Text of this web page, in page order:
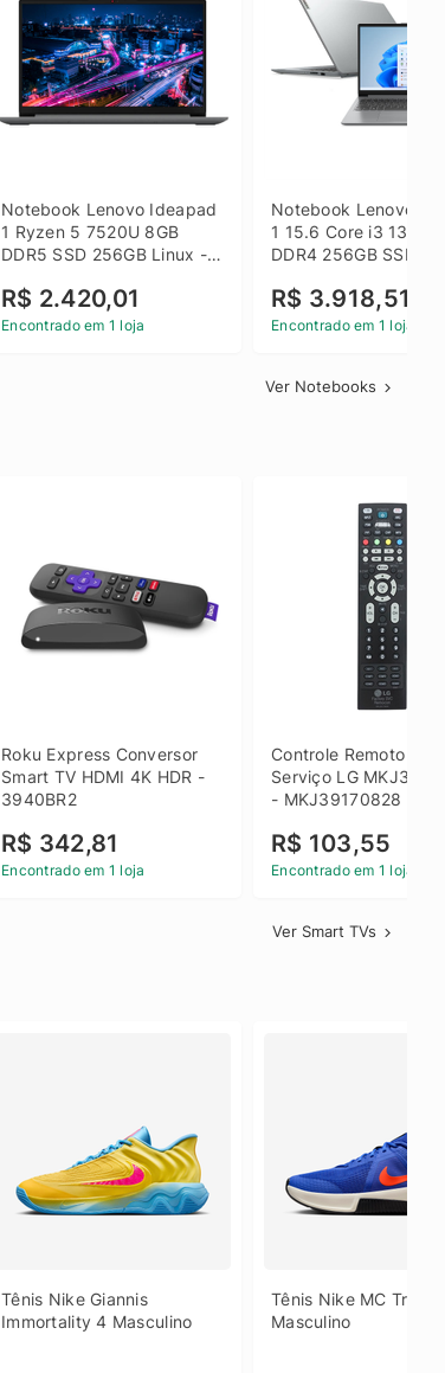
Notebook Lenovo Ideapad
1 Ryzen 5 7520U 8GB
DDR5 SSD 256GB Linux -
R$ 2.420,01
Encontrado em 1 loja
Notebook Lenovo
1 15.6 Core i3 1315U
DDR4 256GB SSD
R$ 3.918,51
Encontrado em 1 loja
Ver Notebooks
Roku Express Conversor
Smart TV HDMI 4K HDR -
3940BR2
R$ 342,81
Encontrado em 1 loja
Controle Remoto de
Serviço LG
- MKJ39170828
R$ 103,55
Encontrado em 1 loja
Ver Smart TVs
Tênis Nike Giannis
Immortality 4 Masculino
Tênis Nike MC
Masculino